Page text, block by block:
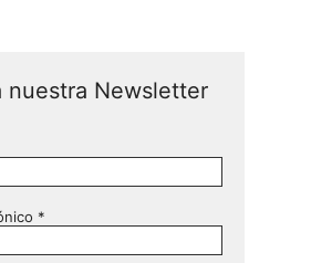
nuestra Newsletter
*